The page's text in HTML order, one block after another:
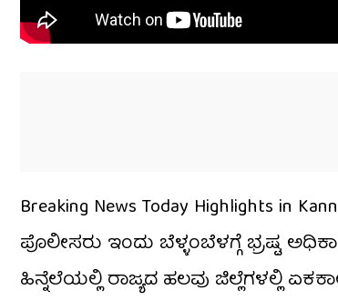
Breaking News Today Highlights in
ಪೊಲೀಸರು ಇಂದು ಬೆಳ್ಳಂಬೆಳಗ್ಗೆ ಭ್ರಷ್ಟ
ಹಿನ್ನೆಲೆಯಲ್ಲಿ ರಾಜ್ಯದ ಹಲವು ಜಿಲ್ಲೆಗಳಲ್ಲಿ